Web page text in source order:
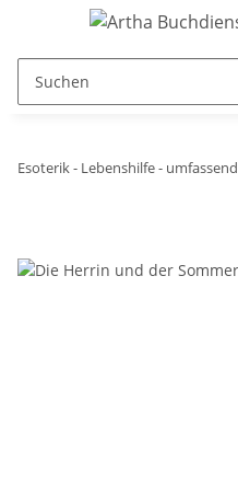
Esoterik - Lebenshilfe - umfassend